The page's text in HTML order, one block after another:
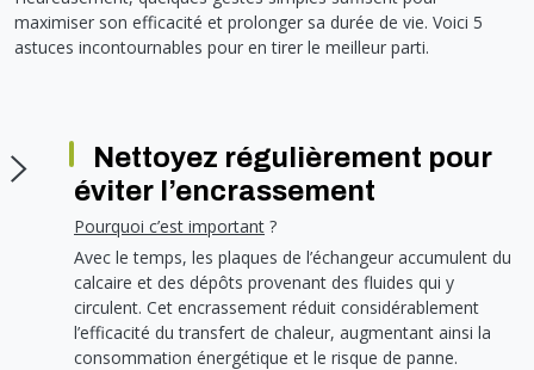
RACCORD PE (POLYÉTHYLÈNE)
RACCORD GALVA
TUYAU SOUPLE
KIT FIXATION MURAL
COLLECTEUR NOURRICE
VANNE D'ARRET
ROBINET
FLEXIBLE
ETANCHÉITÉ RACCORDEMENT
Soupape différentielle
Température
Vase d'expansion
SOLAIRE
PAC
EQUIPEMENT INDUSTRIEL
COMMUNICATION
CÂBLE
GAINE
ECLAIRAGE
ECLAIRAGE PORTATIF
LAMPE ET TORCHE
PILES ET ACCUMULATEURS
BLOC DE SÉCURITÉ
TRAPPE CHATIÈRE ET HUBLOT
PLOMBERIE PER
VOTRE SOLUTION CHAUFFAGE
maximiser son efficacité et prolonger sa durée de vie. Voici 5
astuces incontournables pour en tirer le meilleur parti.
Nettoyez régulièrement pour
éviter l’encrassement
Pourquoi c’est important ?
Avec le temps, les plaques de l’échangeur accumulent du
calcaire et des dépôts provenant des fluides qui y
circulent. Cet encrassement réduit considérablement
l’efficacité du transfert de chaleur, augmentant ainsi la
consommation énergétique et le risque de panne.